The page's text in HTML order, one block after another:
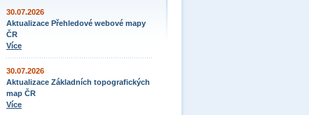
30.07.2026
Aktualizace Přehledové webové mapy
ČR
Více
30.07.2026
Aktualizace Základních topografických
map ČR
Více